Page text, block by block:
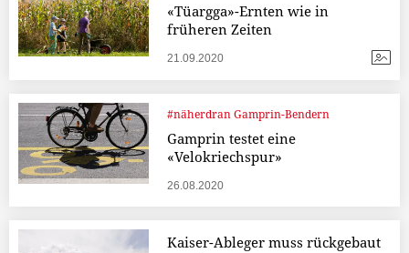
«Tüargga»-Ernten wie in
früheren Zeiten
21.09.2020
#näherdran Gamprin-Bendern
Gamprin testet eine
«Velokriechspur»
26.08.2020
Kaiser-Ableger muss rückgebaut